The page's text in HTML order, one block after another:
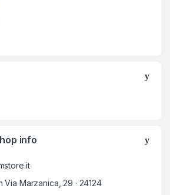
info
Via Marzanica, 29 · 24124